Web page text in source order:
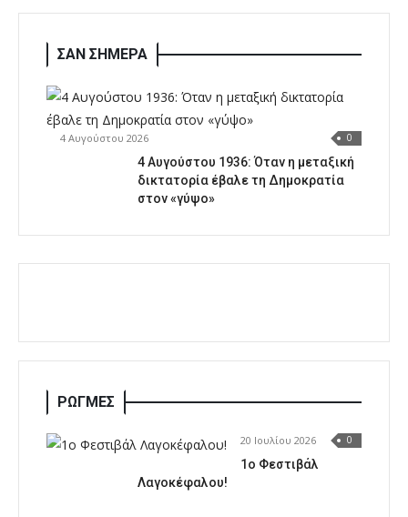
ΣΑΝ ΣΗΜΕΡΑ
4 Αυγούστου 2026 0
4 Αυγούστου 1936: Όταν η μεταξική
δικτατορία έβαλε τη Δημοκρατία
στον «γύψο»
ΡΩΓΜΕΣ
20 Ιουλίου 2026 0
1o Φεστιβάλ
Λαγοκέφαλου!